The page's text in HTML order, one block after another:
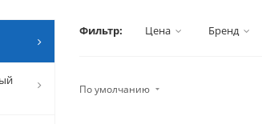
Фильтр: Цена Бренд
По умолчанию